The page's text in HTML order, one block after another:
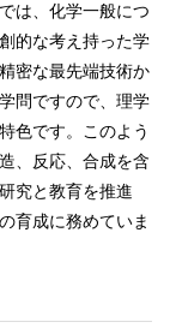
は、化学一般につ
的な考え持った学
密な最先端技術か
問ですので、理学
色です。このよう
、反応、合成を含
究と教育を推進
育成に務めていま